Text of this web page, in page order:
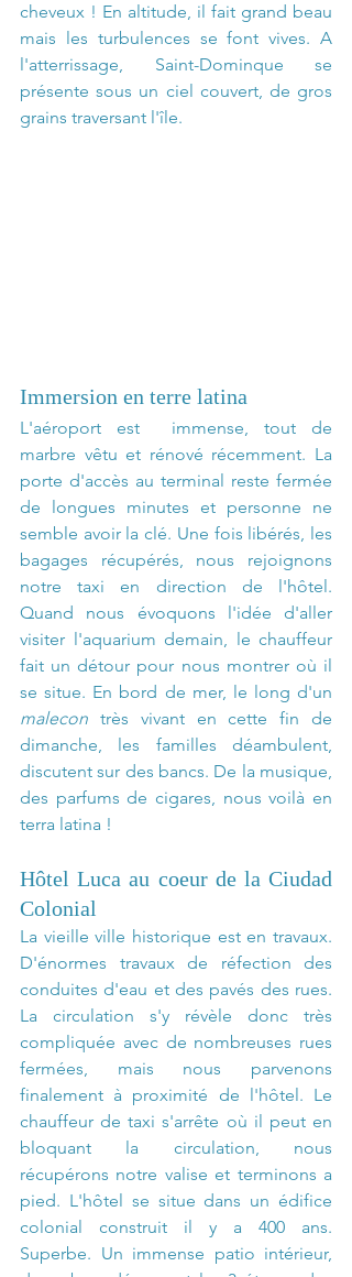
cheveux ! En altitude, il fait grand beau
mais les turbulences se font vives. A
l'atterrissage, Saint-Dominque se
présente sous un ciel couvert, de gros
grains traversant l'île.
Immersion en terre latina
L'aéroport est  immense, tout de
marbre vêtu et rénové récemment. La
porte d'accès au terminal reste fermée
de longues minutes et personne ne
semble avoir la clé. Une fois libérés, les
bagages récupérés, nous rejoignons
notre taxi en direction de l'hôtel.
Quand nous évoquons l'idée d'aller
visiter l'aquarium demain, le chauffeur
fait un détour pour nous montrer où il
malecon très vivant en cette fin de
dimanche, les familles déambulent,
discutent sur des bancs. De la musique,
des parfums de cigares, nous voilà en
terra latina !
Hôtel Luca au coeur de la Ciudad
Colonial
La vieille ville historique est en travaux.
D'énormes travaux de réfection des
conduites d'eau et des pavés des rues.
La circulation s'y révèle donc très
compliquée avec de nombreuses rues
fermées, mais nous parvenons
finalement à proximité de l'hôtel. Le
chauffeur de taxi s'arrête où il peut en
bloquant la circulation, nous
récupérons notre valise et terminons a
pied. L'hôtel se situe dans un édifice
colonial construit il y a 400 ans.
Superbe. Un immense patio intérieur,